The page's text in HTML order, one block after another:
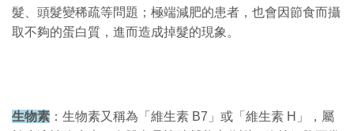
髮、頭髮變稀疏等問題；極端減肥的患者，也會因節食而攝
取不夠的蛋白質，進而造成掉髮的現象。
生物素 ：生物素又稱為「維生素 B7」或「維生素 H」，屬